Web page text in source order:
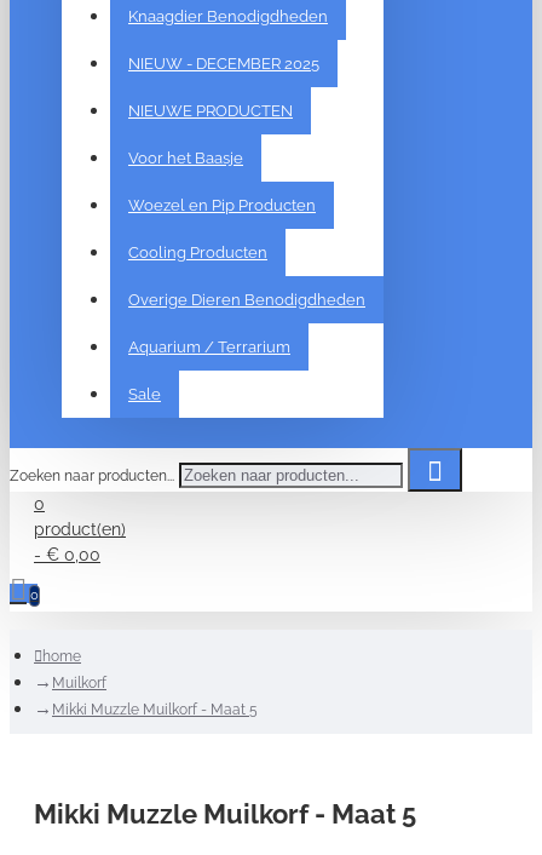
Knaagdier Benodigdheden
NIEUW - DECEMBER 2025
NIEUWE PRODUCTEN
Voor het Baasje
Woezel en Pip Producten
Cooling Producten
Overige Dieren Benodigdheden
Aquarium / Terrarium
Sale
Zoeken naar producten...
0
product(en)
- € 0,00
0
home
Muilkorf
Mikki Muzzle Muilkorf - Maat 5
Mikki Muzzle Muilkorf - Maat 5